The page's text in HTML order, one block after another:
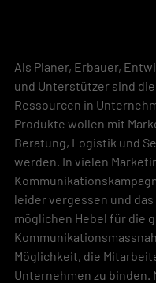
Als Planer, Erbauer,
und Unterstützer sind
Ressourcen in
Produkte wollen mit
Beratung, Logistik und
werden. In vielen
leider vergessen und
möglichen Hebel für die
Möglichkeit, die
Unternehmen zu